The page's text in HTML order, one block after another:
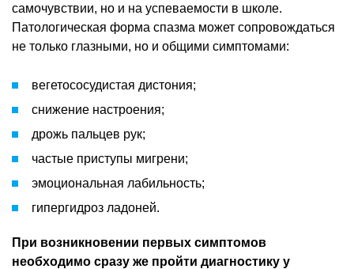
самочувствии, но и на успеваемости в школе.
Патологическая форма спазма может сопровождаться
не только глазными, но и общими симптомами:
вегетососудистая дистония;
снижение настроения;
дрожь пальцев рук;
частые приступы мигрени;
эмоциональная лабильность;
гипергидроз ладоней.
При возникновении первых симптомов
необходимо сразу же пройти диагностику у